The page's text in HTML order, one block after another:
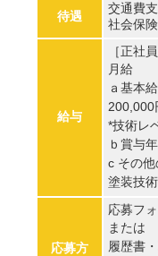
待遇
交通費
社会保
給与
［正社員
月給
ａ基本
200,000
*技術レ
ｂ賞与
c その
塗装技
応募方
応募フ
または
履歴書